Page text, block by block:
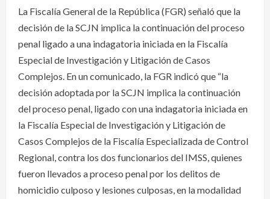
La Fiscalía General de la República (FGR) señaló que la
decisión de la SCJN implica la continuación del proceso
penal ligado a una indagatoria iniciada en la Fiscalía
Especial de Investigación y Litigación de Casos
Complejos. En un comunicado, la FGR indicó que “la
decisión adoptada por la SCJN implica la continuación
del proceso penal, ligado con una indagatoria iniciada en
la Fiscalía Especial de Investigación y Litigación de
Casos Complejos de la Fiscalía Especializada de Control
Regional, contra los dos funcionarios del IMSS, quienes
fueron llevados a proceso penal por los delitos de
homicidio culposo y lesiones culposas, en la modalidad